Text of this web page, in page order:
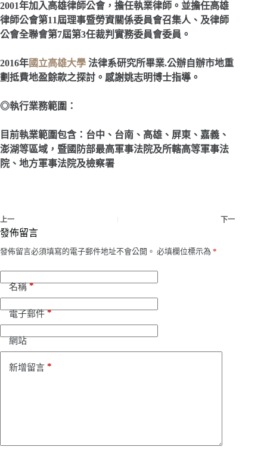
2001年加入高雄律師公會，擔任執業律師。並擔任高雄
律師公會第11屆理事暨勞資關係委員會召集人、及律師
公會全聯會第7屆第3任裁判實務委員會委員。
2016年國立高雄大學 法律系研究所畢業.公辦自辦市地重
劃抵費地盈餘款之探討。感謝姚志明博士指導。
◎執行業務範圍：
目前執業範圍包含：台中、台南、高雄、屏東、嘉義、
澎湖等區域，暨國防部最高軍事法院及所轄高等軍事法
院、地方軍事法院及檢察署
上一 下一
發佈留言
發佈留言必須填寫的電子郵件地址不會公開。 必填欄位標示為 *
名稱*
電子郵件*
網站
新增留言 *